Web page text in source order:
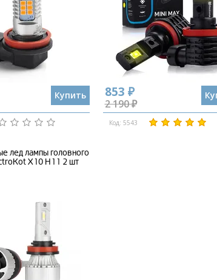
Купить 853 ₽
2 190 ₽
Код: 5543
лед лампы головного
X10 H11 2 шт